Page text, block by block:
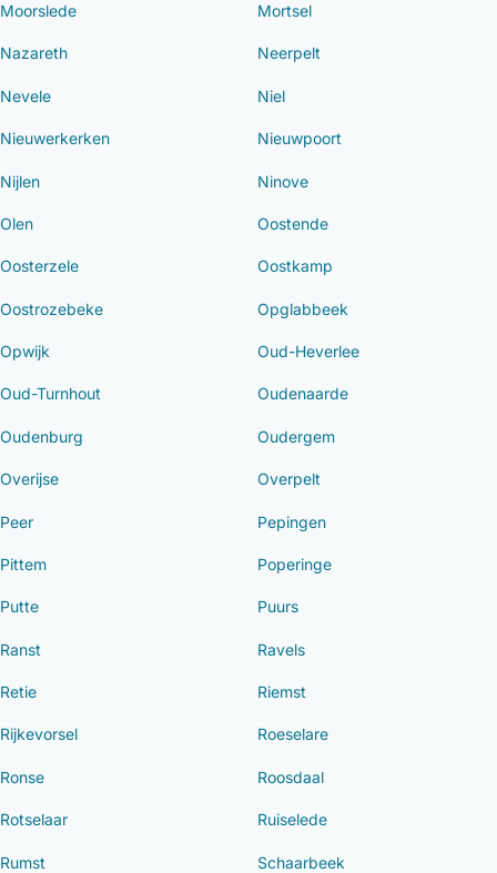
Moorslede Mortsel
Nazareth Neerpelt
Nevele Niel
Nieuwerkerken Nieuwpoort
Nijlen Ninove
Olen Oostende
Oosterzele Oostkamp
Oostrozebeke Opglabbeek
Opwijk Oud-Heverlee
Oud-Turnhout Oudenaarde
Oudenburg Oudergem
Overijse Overpelt
Peer Pepingen
Pittem Poperinge
Putte Puurs
Ranst Ravels
Retie Riemst
Rijkevorsel Roeselare
Ronse Roosdaal
Rotselaar Ruiselede
Rumst Schaarbeek